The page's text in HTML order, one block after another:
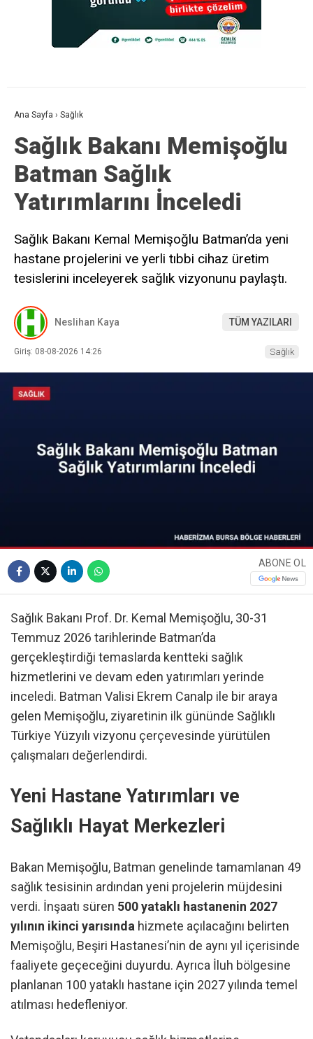
Ana Sayfa › Sağlık
Sağlık Bakanı Memişoğlu
Batman Sağlık
Yatırımlarını İnceledi
Sağlık Bakanı Kemal Memişoğlu Batman’da yeni
hastane projelerini ve yerli tıbbi cihaz üretim
tesislerini inceleyerek sağlık vizyonunu paylaştı.
Neslihan Kaya TÜM YAZILARI
Giriş: 08-08-2026 14:26 Sağlık
ABONE OL
Sağlık Bakanı Prof. Dr. Kemal Memişoğlu, 30-31
Temmuz 2026 tarihlerinde Batman’da
gerçekleştirdiği temaslarda kentteki sağlık
hizmetlerini ve devam eden yatırımları yerinde
inceledi. Batman Valisi Ekrem Canalp ile bir araya
gelen Memişoğlu, ziyaretinin ilk gününde Sağlıklı
Türkiye Yüzyılı vizyonu çerçevesinde yürütülen
çalışmaları değerlendirdi.
Yeni Hastane Yatırımları ve
Sağlıklı Hayat Merkezleri
Bakan Memişoğlu, Batman genelinde tamamlanan 49
sağlık tesisinin ardından yeni projelerin müjdesini
verdi. İnşaatı süren 500 yataklı hastanenin 2027
yılının ikinci yarısında hizmete açılacağını belirten
Memişoğlu, Beşiri Hastanesi’nin de aynı yıl içerisinde
faaliyete geçeceğini duyurdu. Ayrıca İluh bölgesine
planlanan 100 yataklı hastane için 2027 yılında temel
atılması hedefleniyor.